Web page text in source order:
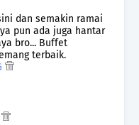
dan semakin ramai
pun ada juga hantar
bro... Buffet
terbaik.